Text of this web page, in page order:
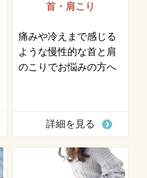
首・肩こり
痛みや冷えまで感じる
ような慢性的な首と肩
のこりでお悩みの方へ
詳細を見る